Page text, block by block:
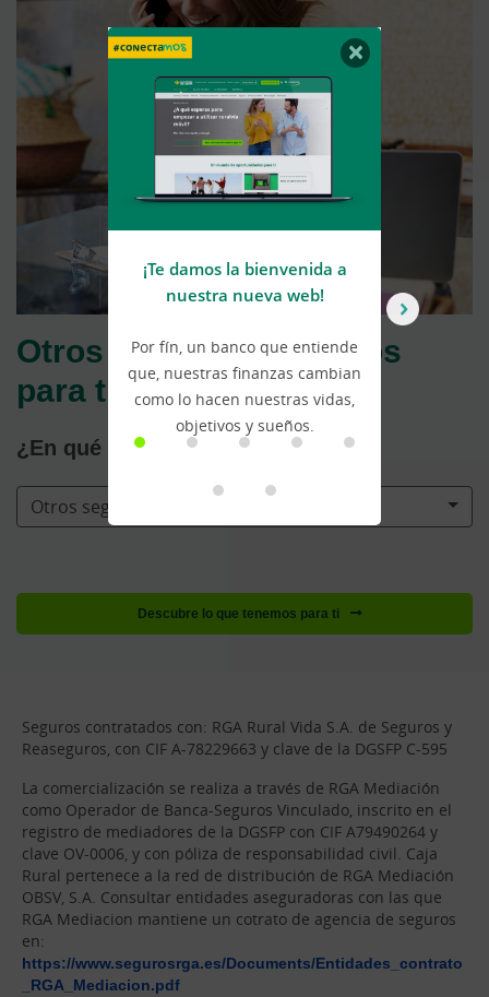
Otros seguros pensados
para ti
¿En qué seguro estás interesado?
Otros seguros pensados para ti
Descubre lo que tenemos para ti
Seguros contratados con: RGA Rural Vida S.A. de Seguros y
Reaseguros, con CIF A-78229663 y clave de la DGSFP C-595
La comercialización se realiza a través de RGA Mediación
como Operador de Banca-Seguros Vinculado, inscrito en el
registro de mediadores de la DGSFP con CIF A79490264 y
clave OV-0006, y con póliza de responsabilidad civil. Caja
Rural pertenece a la red de distribución de RGA Mediación
OBSV, S.A. Consultar entidades aseguradoras con las que
RGA Mediacion mantiene un cotrato de agencia de seguros
en:
https://www.segurosrga.es/Documents/Entidades_contrato
_RGA_Mediacion.pdf
×
¡Te damos la bienvenida a
nuestra nueva web!
Por fín, un banco que entiende
que, nuestras finanzas cambian
como lo hacen nuestras vidas,
objetivos y sueños.